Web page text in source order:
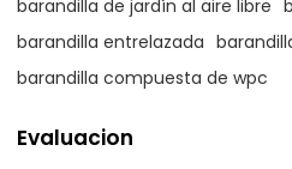
barandilla de jardín al aire libre
barandilla entrelazada
barandilla compuesta de wpc
Evaluacion